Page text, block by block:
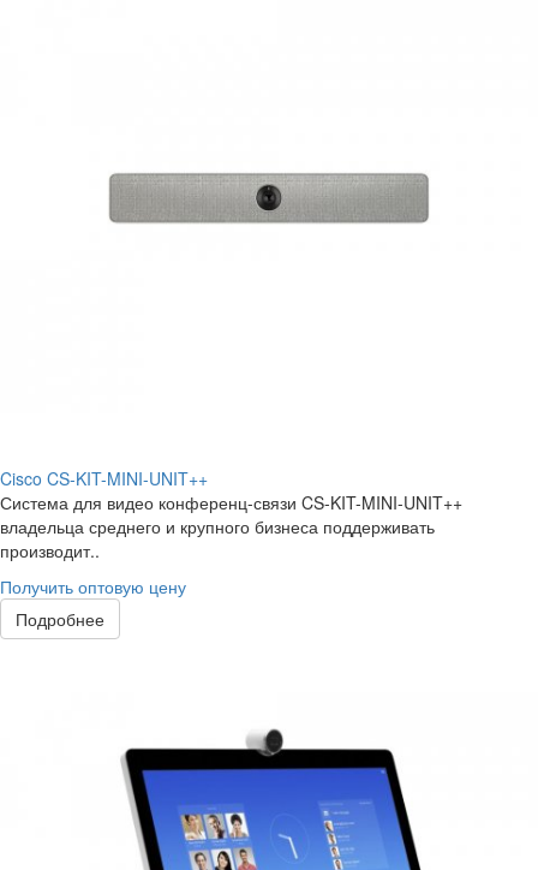
Cisco CS-KIT-MINI-UNIT++
Система для видео конференц-связи CS-KIT-MINI-UNIT++
владельца среднего и крупного бизнеса поддерживать
производит..
Получить оптовую цену
Подробнее